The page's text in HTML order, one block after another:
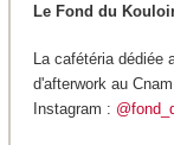
Le Fond du
La cafétéria dédiée
d'afterwork au
Instagram :